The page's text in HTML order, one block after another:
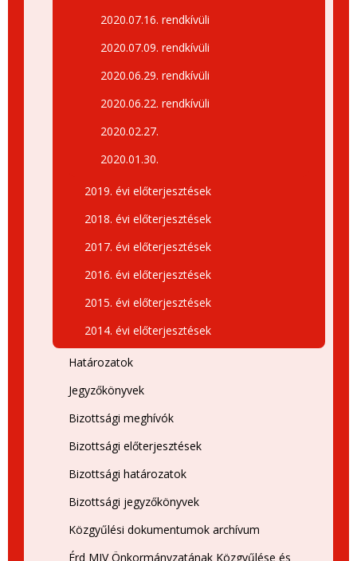
2020.07.16. rendkívüli
2020.07.09. rendkívüli
2020.06.29. rendkívüli
2020.06.22. rendkívüli
2020.02.27.
2020.01.30.
2019. évi előterjesztések
2018. évi előterjesztések
2017. évi előterjesztések
2016. évi előterjesztések
2015. évi előterjesztések
2014. évi előterjesztések
Határozatok
Jegyzőkönyvek
Bizottsági meghívók
Bizottsági előterjesztések
Bizottsági határozatok
Bizottsági jegyzőkönyvek
Közgyűlési dokumentumok archívum
Érd MJV Önkormányzatának Közgyűlése és